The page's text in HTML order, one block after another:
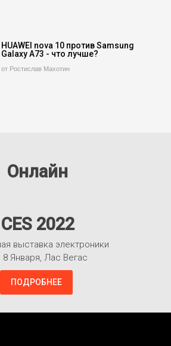
HUAWEI nova 10 против Samsung
Galaxy A73 - что лучше?
от Ростислав Махотин
Онлайн
CES 2022
выставка электроники
8 Января, Лас Вегас
ПОДРОБНЕЕ